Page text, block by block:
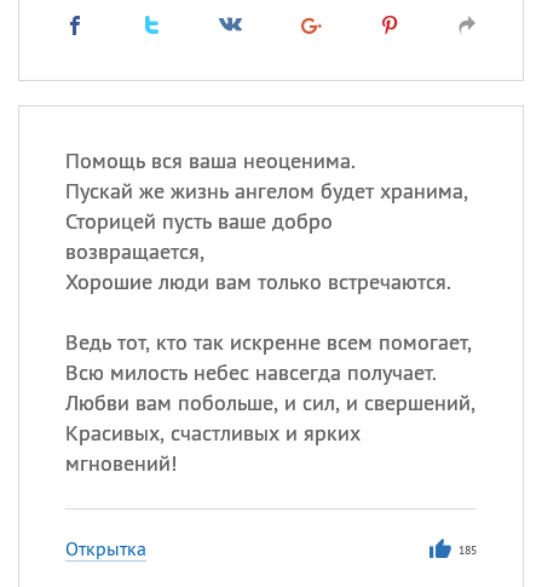
Помощь вся ваша неоценима.
Пускай же жизнь ангелом будет хранима,
Сторицей пусть ваше добро
возвращается,
Хорошие люди вам только встречаются.
Ведь тот, кто так искренне всем помогает,
Всю милость небес навсегда получает.
Любви вам побольше, и сил, и свершений,
Красивых, счастливых и ярких
мгновений!
Открытка 185